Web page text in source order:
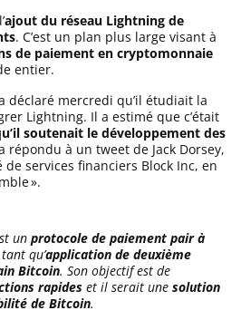
ajout du réseau Lightning de
. C’est un plan plus large visant à
de paiement en cryptomonnaie
entier.
déclaré mercredi qu’il étudiait la
Lightning. Il a estimé que c’était
soutenait le développement des
répondu à un tweet de Jack Dorsey,
services financiers Block Inc, en
».
un protocole de paiement pair à
qu’application de deuxième
Bitcoin. Son objectif est de
rapides et il serait une solution
de Bitcoin.